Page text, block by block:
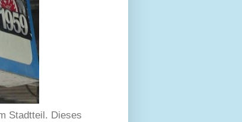
Stadtteil. Dieses